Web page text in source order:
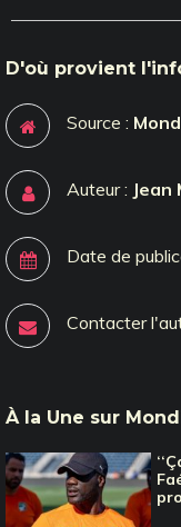
D'où provient
Source :
Auteur : Jean
Date de
Contacter
À la Une sur